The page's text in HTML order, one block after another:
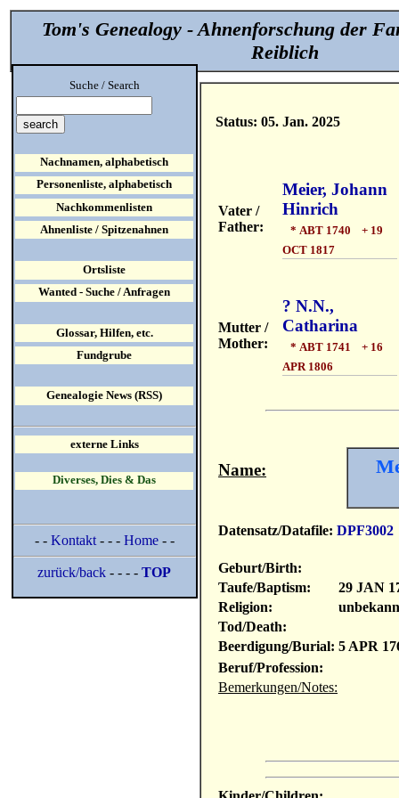
Tom's Genealogy - Ahnenforschung der
Reiblich
Status: 05. Jan. 2025
Vater /
Father:
Meier, Johann
Hinrich
* ABT 1740 + 19
OCT 1817
Mutter /
Mother:
? N.N.,
Catharina
* ABT 1741 + 16
APR 1806
Name:
Datensatz/Datafile: DPF3002
Geburt/Birth:
Taufe/Baptism:
29 JAN
Religion:
Tod/Death:
Beerdigung/Burial: 5 APR
Beruf/Profession:
Bemerkungen/Notes:
Suche / Search
Nachnamen, alphabetisch
Personenliste, alphabetisch
Nachkommenlisten
Ahnenliste / Spitzenahnen
Ortsliste
Wanted - Suche / Anfragen
Glossar, Hilfen, etc.
Fundgrube
Genealogie News (RSS)
externe Links
Diverses, Dies & Das
- - Kontakt- - - Home- -
zurück/back - - - -TOP